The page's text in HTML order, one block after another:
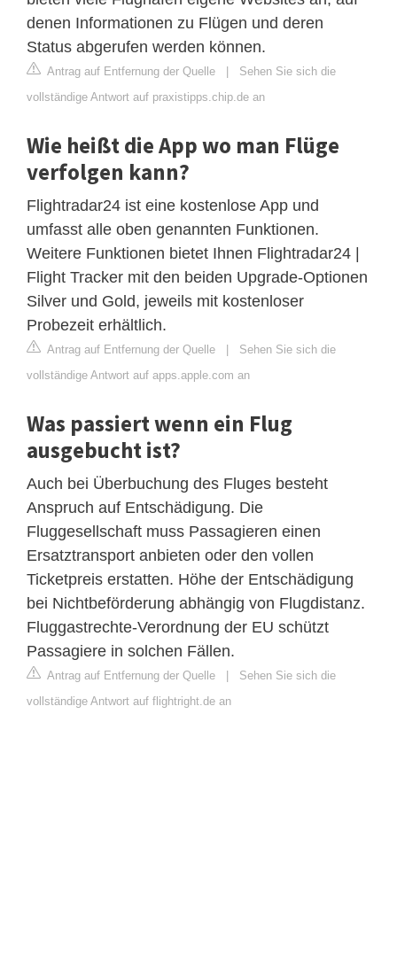
denen Informationen zu Flügen und deren
Status abgerufen werden können.
Antrag auf Entfernung der Quelle | Sehen Sie sich die
vollständige Antwort auf praxistipps.chip.de an
Wie heißt die App wo man Flüge
verfolgen kann?
Flightradar24 ist eine kostenlose App und
umfasst alle oben genannten Funktionen.
Weitere Funktionen bietet Ihnen Flightradar24 |
Flight Tracker mit den beiden Upgrade-Optionen
Silver und Gold, jeweils mit kostenloser
Probezeit erhältlich.
Antrag auf Entfernung der Quelle | Sehen Sie sich die
vollständige Antwort auf apps.apple.com an
Was passiert wenn ein Flug
ausgebucht ist?
Auch bei Überbuchung des Fluges besteht
Anspruch auf Entschädigung. Die
Fluggesellschaft muss Passagieren einen
Ersatztransport anbieten oder den vollen
Ticketpreis erstatten. Höhe der Entschädigung
bei Nichtbeförderung abhängig von Flugdistanz.
Fluggastrechte-Verordnung der EU schützt
Passagiere in solchen Fällen.
Antrag auf Entfernung der Quelle | Sehen Sie sich die
vollständige Antwort auf flightright.de an